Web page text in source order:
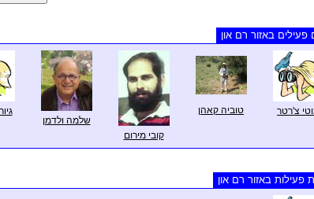
פעילים באזור רם און
צ'רטר טוביה קאהן
קובי מירום
שלמה ולדמן
פעילות באזור רם און